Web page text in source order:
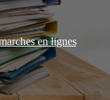
en lignes